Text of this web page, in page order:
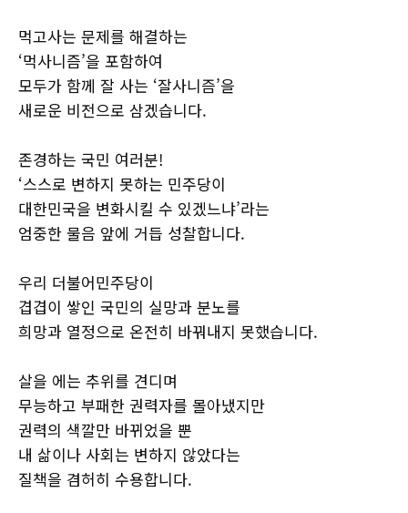
먹고사는 문제를 해결하는
‘먹사니즘’을 포함하여
모두가 함께 잘 사는 ‘잘사니즘’을
새로운 비전으로 삼겠습니다.
존경하는 국민 여러분!
‘스스로 변하지 못하는 민주당이
대한민국을 변화시킬 수 있겠느냐’라는
엄중한 물음 앞에 거듭 성찰합니다.
우리 더불어민주당이
겹겹이 쌓인 국민의 실망과 분노를
희망과 열정으로 온전히 바꿔내지 못했습니다.
살을 에는 추위를 견디며
무능하고 부패한 권력자를 몰아냈지만
권력의 색깔만 바뀌었을 뿐
내 삶이나 사회는 변하지 않았다는
질책을 겸허히 수용합니다.